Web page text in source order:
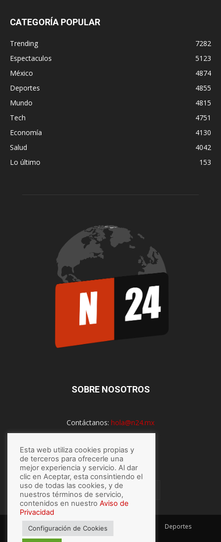
CATEGORÍA POPULAR
Trending
7282
Espectaculos
5123
México
4874
Deportes
4855
Mundo
4815
Tech
4751
Economía
4130
Salud
4042
Lo último
153
SOBRE NOSOTROS
Contáctanos: hola@n24.mx
SÍGUENOS
México Mundo Economía
Deportes
Espectaculos
Esta web utiliza cookies propias y
de terceros para ofrecerle una
mejor experiencia y servicio. Al dar
clic en Aceptar, esta consintiendo el
uso de todas las cookies, y de
nuestros términos de servicio,
contenidos en nuestro Aviso de
Privacidad
Configuración de Cookies